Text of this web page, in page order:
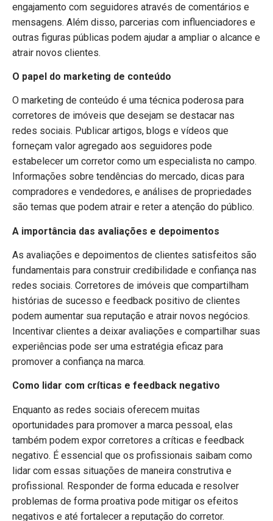
engajamento com seguidores através de comentários e
mensagens. Além disso, parcerias com influenciadores e
outras figuras públicas podem ajudar a ampliar o alcance e
atrair novos clientes.
O papel do marketing de conteúdo
O marketing de conteúdo é uma técnica poderosa para
corretores de imóveis que desejam se destacar nas
redes sociais. Publicar artigos, blogs e vídeos que
forneçam valor agregado aos seguidores pode
estabelecer um corretor como um especialista no campo.
Informações sobre tendências do mercado, dicas para
compradores e vendedores, e análises de propriedades
são temas que podem atrair e reter a atenção do público.
A importância das avaliações e depoimentos
As avaliações e depoimentos de clientes satisfeitos são
fundamentais para construir credibilidade e confiança nas
redes sociais. Corretores de imóveis que compartilham
histórias de sucesso e feedback positivo de clientes
podem aumentar sua reputação e atrair novos negócios.
Incentivar clientes a deixar avaliações e compartilhar suas
experiências pode ser uma estratégia eficaz para
promover a confiança na marca.
Como lidar com críticas e feedback negativo
Enquanto as redes sociais oferecem muitas
oportunidades para promover a marca pessoal, elas
também podem expor corretores a críticas e feedback
negativo. É essencial que os profissionais saibam como
lidar com essas situações de maneira construtiva e
profissional. Responder de forma educada e resolver
problemas de forma proativa pode mitigar os efeitos
negativos e até fortalecer a reputação do corretor.